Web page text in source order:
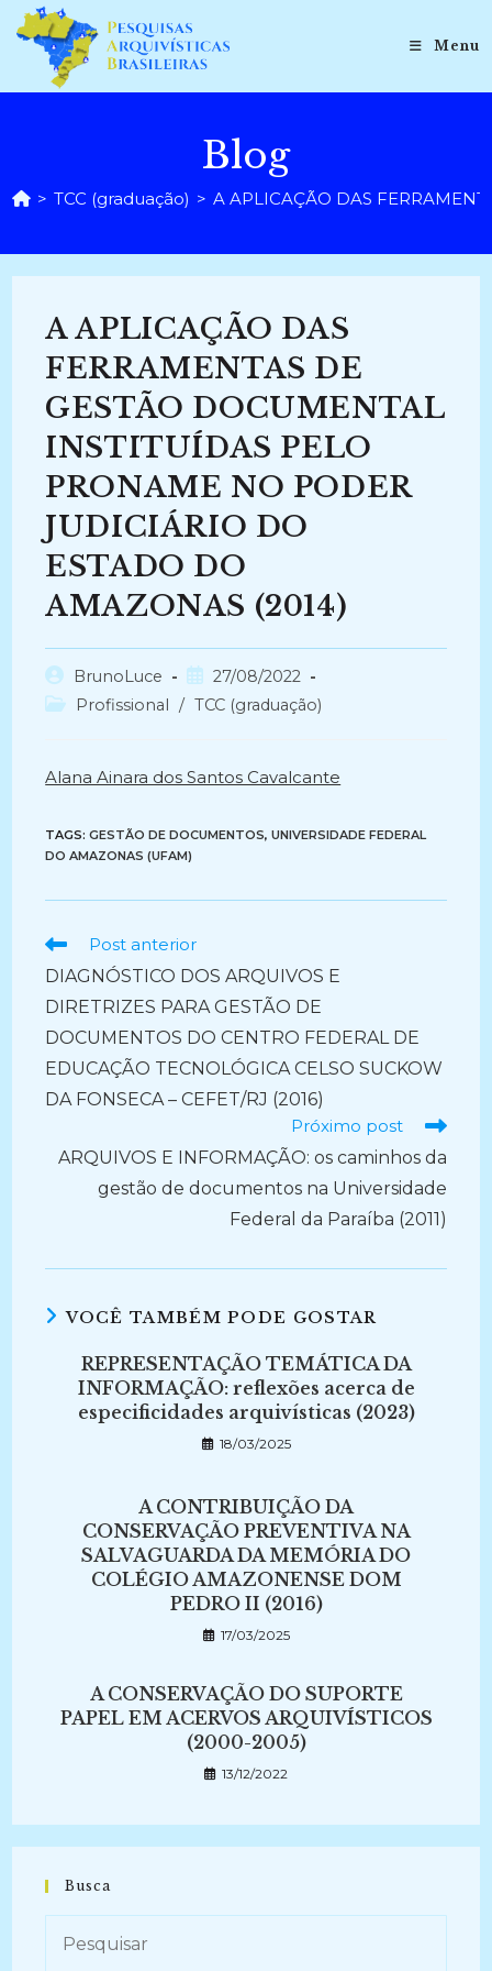
para
conteúdo
Menu
Blog
> TCC (graduação) > A APLICAÇÃO DAS
A APLICAÇÃO DAS
FERRAMENTAS DE
GESTÃO DOCUMENTAL
INSTITUÍDAS PELO
PRONAME NO PODER
JUDICIÁRIO DO
ESTADO DO
AMAZONAS (2014)
Autor
do
BrunoLuce
Post
publicado:
27/08/2022
Categoria
Profissional / TCC (graduação)
Alana Ainara dos Santos Cavalcante
TAGS:GESTÃO DE DOCUMENTOS, UNIVERSIDADE FEDERAL
DO AMAZONAS (UFAM)
Ler
artigos
Post anterior
DIAGNÓSTICO DOS ARQUIVOS E
DIRETRIZES PARA GESTÃO DE
DOCUMENTOS DO CENTRO FEDERAL DE
EDUCAÇÃO TECNOLÓGICA CELSO SUCKOW
DA FONSECA – CEFET/RJ (2016)
Próximo post
ARQUIVOS E INFORMAÇÃO: os caminhos da
gestão de documentos na Universidade
Federal da Paraíba (2011)
VOCÊ TAMBÉM PODE GOSTAR
REPRESENTAÇÃO TEMÁTICA DA
INFORMAÇÃO: reflexões acerca de
especificidades arquivísticas (2023)
18/03/2025
A CONTRIBUIÇÃO DA
CONSERVAÇÃO PREVENTIVA NA
SALVAGUARDA DA MEMÓRIA DO
COLÉGIO AMAZONENSE DOM
PEDRO II (2016)
17/03/2025
A CONSERVAÇÃO DO SUPORTE
PAPEL EM ACERVOS ARQUIVÍSTICOS
(2000-2005)
13/12/2022
Busca